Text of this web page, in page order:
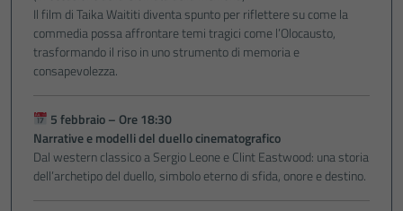
Il film di Taika Waititi diventa spunto per riflettere su come la
commedia possa affrontare temi tragici come l’Olocausto,
trasformando il riso in uno strumento di memoria e
consapevolezza.
5 febbraio – Ore 18:30
Narrative e modelli del duello cinematografico
Dal western classico a Sergio Leone e Clint Eastwood: una storia
dell’archetipo del duello, simbolo eterno di sfida, onore e destino.